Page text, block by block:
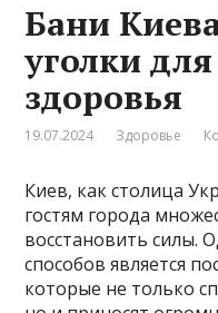
Бани
уголки
здоровья
19.07.2024 Здоровье
Киев, как столица
гостям города
восстановить силы.
способов является
которые не только